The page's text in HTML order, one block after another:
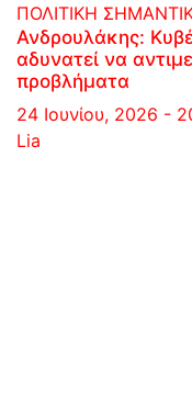
ΠΟΛΙΤΙΚΗ
Ανδρουλάκης:
αδυνατεί να
προβλήματα
24 Ιουνίου, 2026 -
Lia